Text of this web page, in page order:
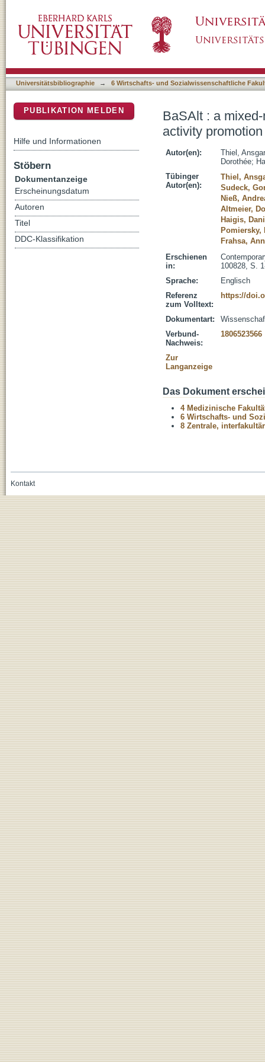
counseling in nursing homes
Universitätsbibliographie → 6 Wirtschafts- und Sozialwissenschaftliche
BaSAlt : a
activity
Autor(en):
Thiel, Ansgar
Dorothée;
Tübinger
Autor(en):
Thiel,
Sudeck,
Nieß,
Altmeier,
Haigis,
Pomiersky,
Frahsa,
Erschienen
in:
100828, S.
Sprache:
Englisch
Referenz
zum Volltext:
https://
Dokumentart:
Verbund-
Nachweis:
1806523566
Zur
Langanzeige
Das Dokument
4 Medizinische
6 Wirtschafts- und
8 Zentrale,
PUBLIKATION MELDEN
Hilfe und Informationen
Stöbern
Dokumentanzeige
Erscheinungsdatum
Autoren
Titel
DDC-Klassifikation
Kontakt